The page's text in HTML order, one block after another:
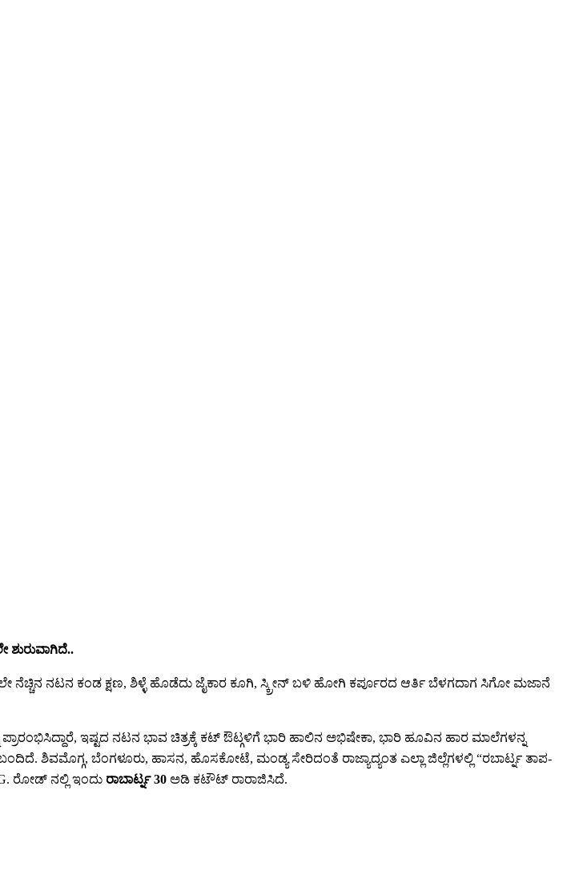
ಶುರುವಾಗಿದೆ..
ನಟನ ಕಂಡ ಕ್ಷಣ, ಶಿಳ್ಳೆ ಹೊಡೆದು ಜೈಕಾರ ಕೂಗಿ, ಸ್ಕ್ರೀನ್ ಬಳಿ ಹೋಗಿ ಕರ್ಪೂರದ ಆರ್ತಿ ಬೆಳಗದಾಗ ಸಿಗೋ ಮಜಾನೆ
ಇಷ್ಟದ ನಟನ ಭಾವ ಚಿತ್ರಕ್ಕೆ ಕಟ್ ಔಟ್ಗಳಿಗೆ ಭಾರಿ ಹಾಲಿನ ಅಭಿಷೇಕಾ, ಭಾರಿ ಹೂವಿನ ಹಾರ ಮಾಲೆಗಳನ್ನ
ಶಿವಮೊಗ್ಗ, ಬೆಂಗಳೂರು, ಹಾಸನ, ಹೊಸಕೋಟೆ, ಮಂಡ್ಯ ಸೇರಿದಂತೆ ರಾಜ್ಯಾದ್ಯಂತ ಎಲ್ಲಾ ಜಿಲ್ಲೆಗಳಲ್ಲಿ “ರಬಾರ್ಟ್ನ ತಾಪ-
ರೋಡ್ ನಲ್ಲಿ ಇಂದು ರಾಬಾರ್ಟ್ನ 30 ಅಡಿ ಕಟೌಟ್ ರಾರಾಜಿಸಿದೆ.